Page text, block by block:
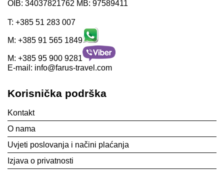
OIB: 34037821762 MB: 97589411
T: +385 51 283 007
M: +385 91 565 1849
M: +385 95 900 9281
E-mail: info@farus-travel.com
Korisnička podrška
Kontakt
O nama
Uvjeti poslovanja i načini plaćanja
Izjava o privatnosti